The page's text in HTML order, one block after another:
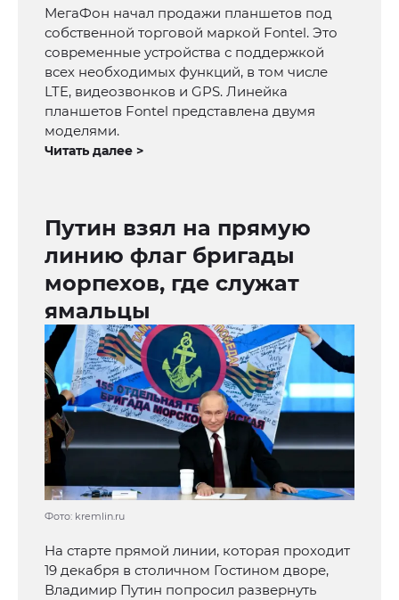
МегаФон начал продажи планшетов под
собственной торговой маркой Fontel. Это
современные устройства с поддержкой
всех необходимых функций, в том числе
LTE, видеозвонков и GPS. Линейка
планшетов Fontel представлена двумя
моделями.
Читать далее >
Путин взял на прямую
линию флаг бригады
морпехов, где служат
ямальцы
Фото: kremlin.ru
На старте прямой линии, которая проходит
19 декабря в столичном Гостином дворе,
Владимир Путин попросил развернуть